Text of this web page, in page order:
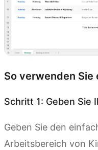
So verwenden Sie
Schritt 1: Geben Sie
Geben Sie den
Arbeitsbereich von